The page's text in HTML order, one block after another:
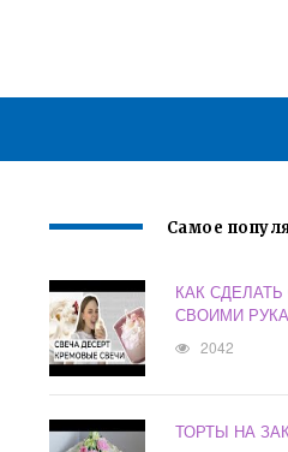
Самое
КАК
СВОИМИ
2042
ТОРТЫ НА